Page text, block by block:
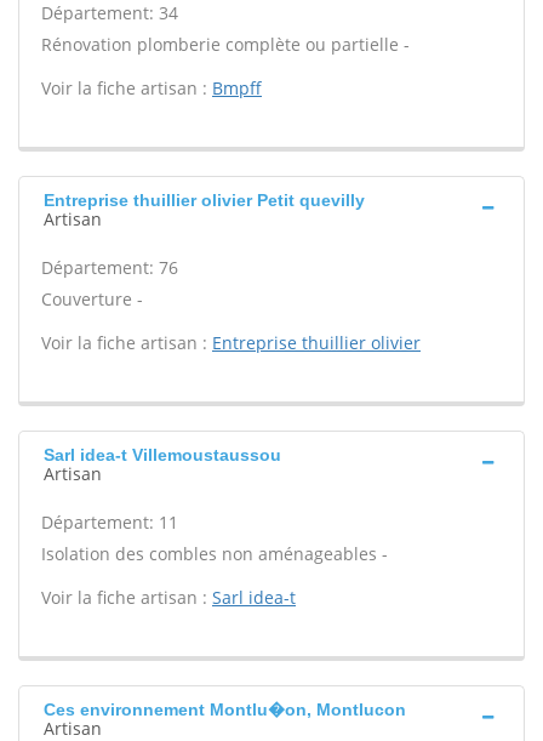
Département: 34
Rénovation plomberie complète ou partielle -
Voir la fiche artisan : Bmpff
Entreprise thuillier olivier Petit quevilly
Artisan
Département: 76
Couverture -
Voir la fiche artisan : Entreprise thuillier olivier
Sarl idea-t Villemoustaussou
Artisan
Département: 11
Isolation des combles non aménageables -
Voir la fiche artisan : Sarl idea-t
Ces environnement Montlu�on, Montlucon
Artisan